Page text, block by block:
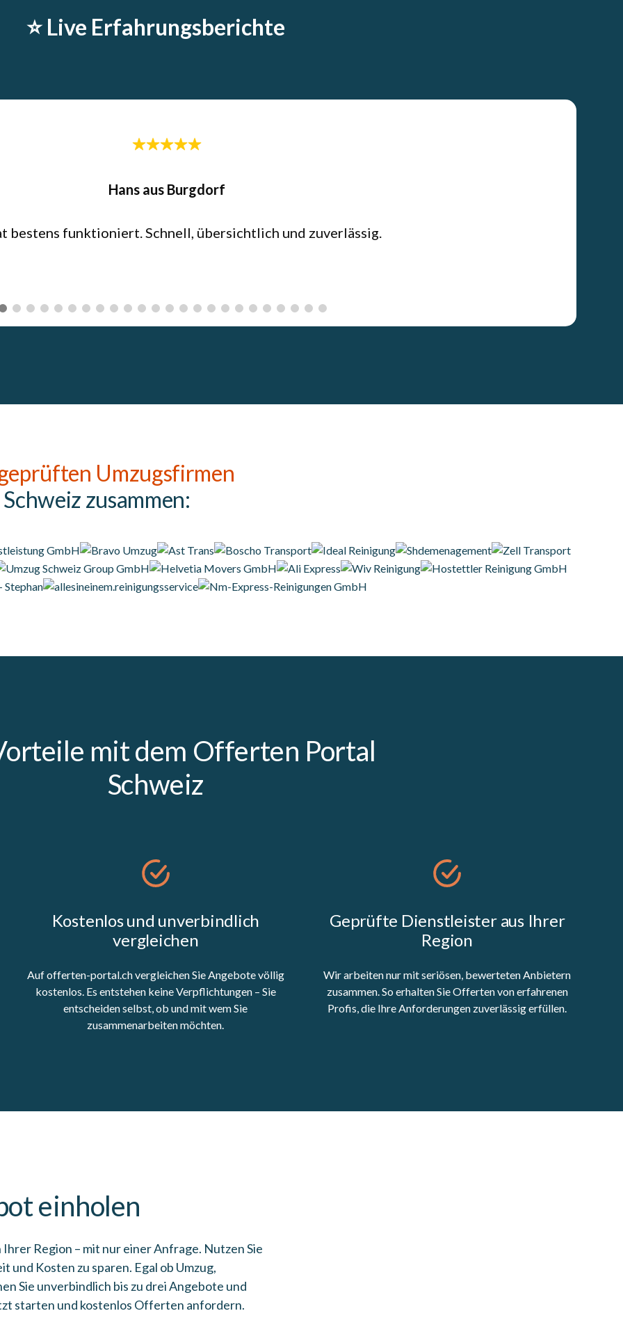
⭐️ Live Erfahrungsberichte
Umzugsfirmen
zusammen:
mit dem Offerten Portal
Schweiz
Kostenlos und unverbindlich
vergleichen
Auf offerten-portal.ch vergleichen Sie Angebote völlig
kostenlos. Es entstehen keine Verpflichtungen – Sie
entscheiden selbst, ob und mit wem Sie
zusammenarbeiten möchten.
Geprüfte Dienstleister aus Ihrer
Region
Wir arbeiten nur mit seriösen, bewerteten Anbietern
zusammen. So erhalten Sie Offerten von erfahrenen
Profis, die Ihre Anforderungen zuverlässig erfüllen.
einholen
Region – mit nur einer Anfrage. Nutzen Sie
Kosten zu sparen. Egal ob Umzug,
Sie unverbindlich bis zu drei Angebote und
starten und kostenlos Offerten anfordern.